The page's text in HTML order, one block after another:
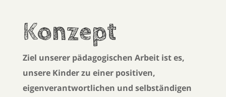
Konzept
Ziel unserer pädagogischen Arbeit ist es,
unsere Kinder zu einer positiven,
eigenverantwortlichen und selbständigen